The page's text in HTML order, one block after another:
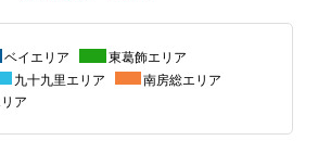
ベイエリア
東葛飾エリア
九十九里エリア
南房総エリア
ア